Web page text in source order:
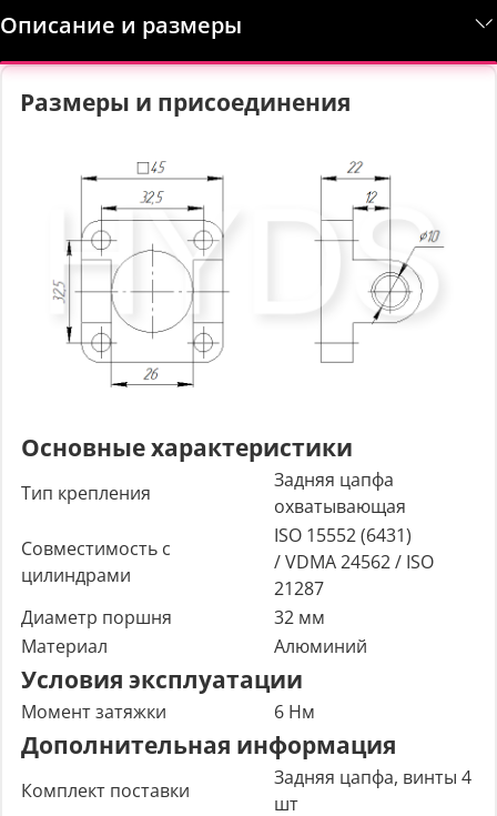
Описание и размеры
Размеры и присоединения
Основные характеристики
Тип крепления
Задняя цапфа
охватывающая
Совместимость с
цилиндрами
ISO 15552 (6431)
/VDMA 24562 / ISO
21287
Диаметр поршня
32 мм
Материал
Алюминий
Условия эксплуатации
Момент затяжки 6 Нм
Дополнительная информация
Комплект поставки
Задняя цапфа, винты 4
шт